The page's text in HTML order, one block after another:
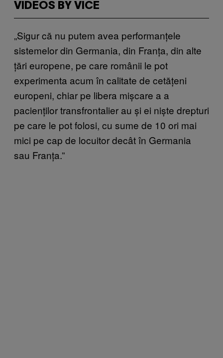
VIDEOS BY VICE
„Sigur că nu putem avea performanțele
sistemelor din Germania, din Franța, din alte
țări europene, pe care românii le pot
experimenta acum în calitate de cetățeni
europeni, chiar pe libera mișcare a a
pacienților transfrontalier au și ei niște drepturi
pe care le pot folosi, cu sume de 10 ori mai
mici pe cap de locuitor decât în Germania
sau Franța.”